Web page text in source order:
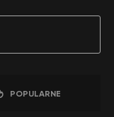
POPULARNE